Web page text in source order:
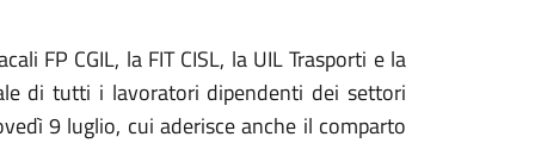
FP CGIL, la FIT CISL, la UIL Trasporti e la
di tutti i lavoratori dipendenti dei settori
9 luglio, cui aderisce anche il comparto